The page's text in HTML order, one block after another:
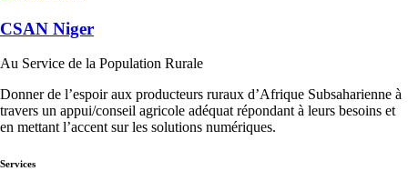
CSAN Niger
Au Service de la Population Rurale
Donner de l’espoir aux producteurs ruraux d’Afrique Subsaharienne à
travers un appui/conseil agricole adéquat répondant à leurs besoins et
en mettant l’accent sur les solutions numériques.
Services